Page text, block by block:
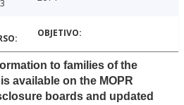
to families of the
available on the MOPR
boards and updated